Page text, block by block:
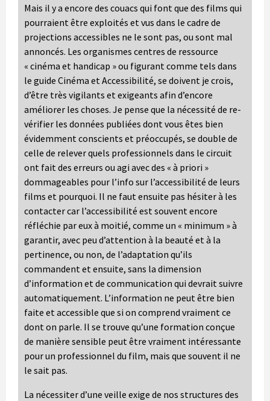
Mais il y a encore des couacs qui font que des films qui
pourraient être exploités et vus dans le cadre de
projections accessibles ne le sont pas, ou sont mal
annoncés. Les organismes centres de ressource
« cinéma et handicap » ou figurant comme tels dans
le guide Cinéma et Accessibilité, se doivent je crois,
d’être très vigilants et exigeants afin d’encore
améliorer les choses. Je pense que la nécessité de re-
vérifier les données publiées dont vous êtes bien
évidemment conscients et préoccupés, se double de
celle de relever quels professionnels dans le circuit
ont fait des erreurs ou agi avec des « à priori »
dommageables pour l’info sur l’accessibilité de leurs
films et pourquoi. Il ne faut ensuite pas hésiter à les
contacter car l’accessibilité est souvent encore
réfléchie par eux à moitié, comme un « minimum » à
garantir, avec peu d’attention à la beauté et à la
pertinence, ou non, de l’adaptation qu’ils
commandent et ensuite, sans la dimension
d’information et de communication qui devrait suivre
automatiquement. L’information ne peut être bien
faite et accessible que si on comprend vraiment ce
dont on parle. Il se trouve qu’une formation conçue
de manière sensible peut être vraiment intéressante
pour un professionnel du film, mais que souvent il ne
le sait pas.
La nécessiter d’une veille exige de nos structures des